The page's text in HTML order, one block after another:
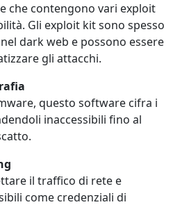
che contengono vari exploit
Gli exploit kit sono spesso
dark web e possono essere
gli attacchi.
questo software cifra i
inaccessibili fino al
il traffico di rete e
come credenziali di